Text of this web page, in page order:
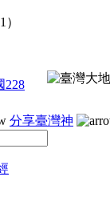
分享臺灣神